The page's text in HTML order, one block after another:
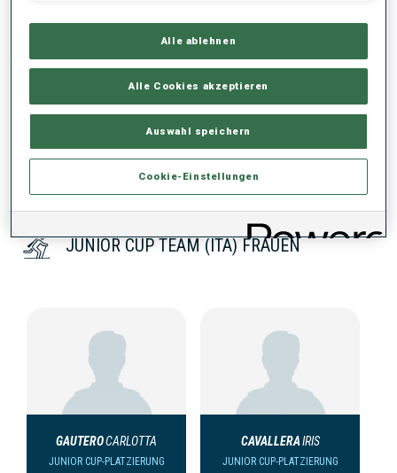
JUNIOR CUP TEAM (ITA) FRAUEN
GAUTEROCARLOTTA
JUNIOR CUP-PLATZIERUNG
CAVALLERAIRIS
JUNIOR CUP-PLATZIERUNG
Alle ablehnen
Alle Cookies akzeptieren
Auswahl speichern
Cookie-Einstellungen